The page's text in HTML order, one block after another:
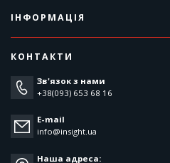
ІНФОРМАЦІЯ
КОНТАКТИ
Зв'язок з нами
+38(093) 653 68 16
E-mail
info@insight.ua
Наша адреса: